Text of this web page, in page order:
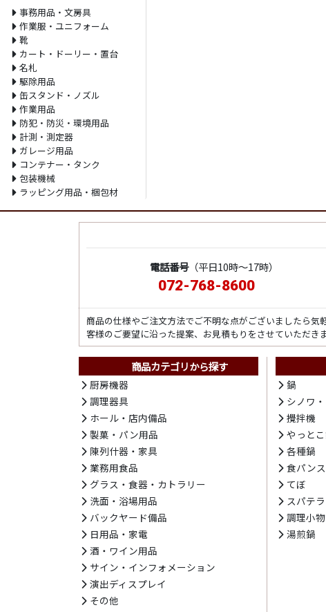
事務用品・文房具
作業服・ユニフォーム
靴
カート・ドーリー・置台
名札
駆除用品
缶スタンド・ノズル
作業用品
防犯・防災・環境用品
計測・測定器
ガレージ用品
コンテナー・タンク
包装機械
ラッピング用品・梱包材
電話番号（平日10時～17時）
072-768-8600
商品の仕様やご注文方法でご不明な点がございましたら
客様のご要望に沿った提案、お見積もりをさせていただきま
商品カテゴリから探す
厨房機器
調理器具
ホール・店内備品
製菓・パン用品
陳列什器・家具
業務用食品
グラス・食器・カトラリー
洗面・浴場用品
バックヤード備品
日用品・家電
酒・ワイン用品
サイン・インフォメーション
演出ディスプレイ
その他
鍋
シノワ
攪拌機
やっと
各種鍋
食パン
てぼ
スパテラ
調理小物
湯煎鍋